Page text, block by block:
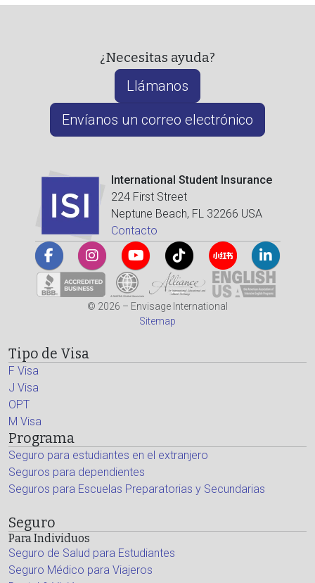
¿Necesitas ayuda?
Llámanos
Envíanos un correo electrónico
International Student Insurance
224 First Street
Neptune Beach, FL 32266 USA
Contacto
© 2026 – Envisage International
Sitemap
Tipo de Visa
F Visa
J Visa
OPT
M Visa
Programa
Seguro para estudiantes en el extranjero
Seguros para dependientes
Seguros para Escuelas Preparatorias y Secundarias
Seguro
Para Individuos
Seguro de Salud para Estudiantes
Seguro Médico para Viajeros